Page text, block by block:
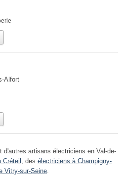
Alfort
d'autres artisans électriciens en Val-de-
, des électriciens à Champigny-
Vitry-sur-Seine